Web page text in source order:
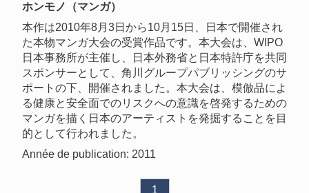
ホンモノ（マンガ）
本作は2010年8月3日から10月15日、日本で開催され
た本物マンガ大会の受賞作品です。本大会は、WIPO
日本事務所が主催し、日本外務省と日本特許庁を共同
スポンサーとして、角川グループパブリッシングのサ
ポートの下、開催されました。本大会は、模倣品によ
る健康と安全面でのリスクへの意識を啓発するための
マンガを描く日本のアーティストを発掘することを目
的として行われました。
Année de publication: 2011
1